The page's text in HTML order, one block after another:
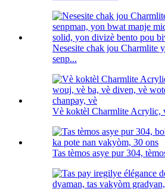
Nesesite chak jou Charmlite
senp...
Vè koktèl Charmlite Acrylic,
Tas tèmos asye pur 304,